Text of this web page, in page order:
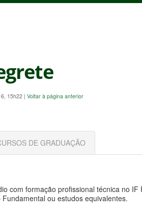
15h22 | Voltar à página anterior
DE GRADUAÇÃO
com formação profissional técnica no
ou estudos equivalentes.